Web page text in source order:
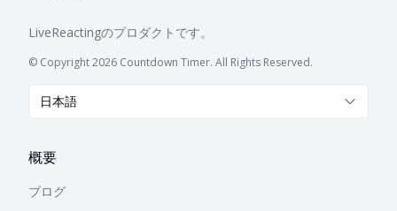
LiveReactingのプロダクトです。
© Copyright 2026 Countdown Timer. All Rights Reserved.
日本語
概要
ブログ